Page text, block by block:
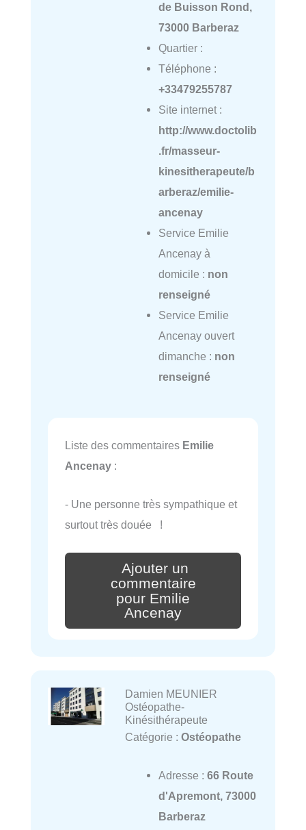
de Buisson Rond,
73000 Barberaz
Quartier :
Téléphone :
+33479255787
Site internet :
http://www.doctolib
.fr/masseur-
kinesitherapeute/b
arberaz/emilie-
ancenay
Service Emilie
Ancenay à
domicile : non
renseigné
Service Emilie
Ancenay ouvert
dimanche : non
renseigné
Liste des commentaires Emilie
Ancenay :
- Une personne très sympathique et
surtout très douée !
Ajouter un
commentaire
pour Emilie
Ancenay
Damien MEUNIER
Ostéopathe-
Kinésithérapeute
Catégorie : Ostéopathe
Adresse : 66 Route
d'Apremont, 73000
Barberaz